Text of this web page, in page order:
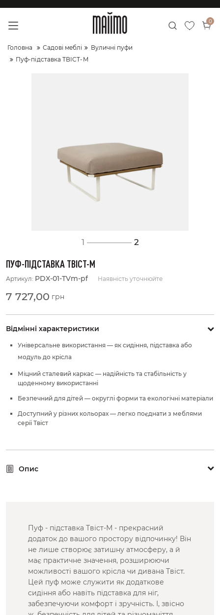
0
Головна Садові меблі
Вуличні пуфи
Пуф-підставка ТВІСТ-M
1 2
ПУФ-ПІДСТАВКА ТВІСТ-M
Артикул: PDX-01-TVm-pf Наявність уточнюйте
7 727,00 грн
Відмінні характеристики
Універсальне використання — як сидіння, підставка або
модуль до крісла
Міцний сталевий каркас — надійність та стабільність у
щоденному використанні
Безпечний для дітей — округлі форми та екологічні матеріали
Доступний у різних кольорах — легко поєднати з меблями
серії Твіст
Опис
Пуф - підставка Твіст-М - прекрасний
додаток до вашого простору відпочинку! Він
не лише створює затишну атмосферу, а й
має практичне значення, розширюючи
можливості вашого крісла чи дивана Твіст.
Цей пуф може служити як додаткове
сидіння або навіть підставка для ніг,
забезпечуючи комфорт і зручність. І, звісно